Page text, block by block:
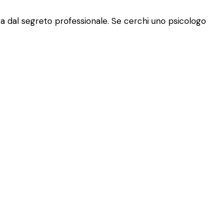
dal segreto professionale. Se cerchi uno psicologo